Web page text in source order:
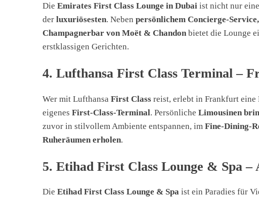
Die Emirates First Class Lounge in Dubai ist nicht nur
der luxuriösesten. Neben persönlichem Concierge-
Champagnerbar von Moët & Chandon bietet die Lounge
erstklassigen Gerichten.
4. Lufthansa First Class Terminal –
Wer mit Lufthansa First Class reist, erlebt in Frankfurt eine
eigenes First-Class-Terminal. Persönliche Limousinen
zuvor in stilvollem Ambiente entspannen, im Fine-Dining-
Ruheräumen erholen.
5. Etihad First Class Lounge & Spa
Die Etihad First Class Lounge & Spa ist ein Paradies für